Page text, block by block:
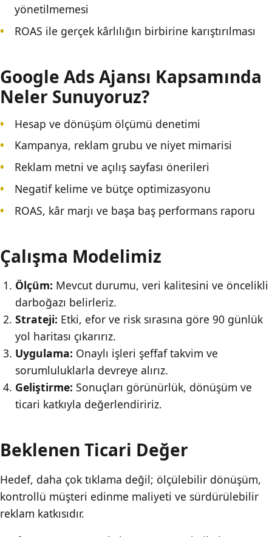
yönetilmemesi
ROAS ile gerçek kârlılığın birbirine karıştırılması
Google Ads Ajansı Kapsamında
Neler Sunuyoruz?
Hesap ve dönüşüm ölçümü denetimi
Kampanya, reklam grubu ve niyet mimarisi
Reklam metni ve açılış sayfası önerileri
Negatif kelime ve bütçe optimizasyonu
ROAS, kâr marjı ve başa baş performans raporu
Çalışma Modelimiz
Ölçüm: Mevcut durumu, veri kalitesini ve öncelikli
darboğazı belirleriz.
Strateji: Etki, efor ve risk sırasına göre 90 günlük
yol haritası çıkarırız.
Uygulama: Onaylı işleri şeffaf takvim ve
sorumluluklarla devreye alırız.
Geliştirme: Sonuçları görünürlük, dönüşüm ve
ticari katkıyla değerlendiririz.
Beklenen Ticari Değer
Hedef, daha çok tıklama değil; ölçülebilir dönüşüm,
kontrollü müşteri edinme maliyeti ve sürdürülebilir
reklam katkısıdır.